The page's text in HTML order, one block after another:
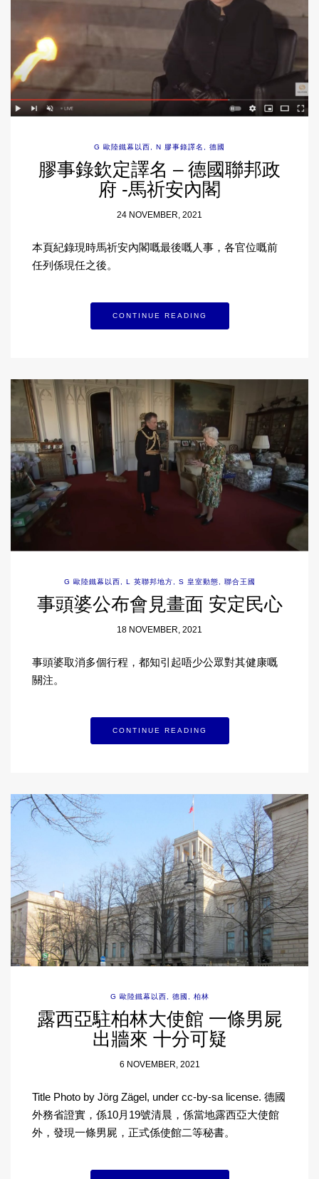
G 歐陸鐵幕以西 , N 膠事錄譯名 , 德國
膠事錄欽定譯名 – 德國聯邦政
府 -馬祈安內閣
24 NOVEMBER, 2021
本頁紀錄現時馬祈安內閣嘅最後嘅人事，各官位嘅前
任列係現任之後。
CONTINUE READING
G 歐陸鐵幕以西 , L 英聯邦地方, S 皇室動態, 聯合王國
事頭婆公布會見畫面 安定民心
18 NOVEMBER, 2021
事頭婆取消多個行程，都知引起唔少公眾對其健康嘅
關注。
CONTINUE READING
G 歐陸鐵幕以西 , 德國 , 柏林
露西亞駐柏林大使館 一條男屍
出牆來 十分可疑
6 NOVEMBER, 2021
Title Photo by Jörg Zägel, under cc-by-sa license. 德國
外務省證實，係10月19號清晨，係當地露西亞大使館
外，發現一條男屍，正式係使館二等秘書。